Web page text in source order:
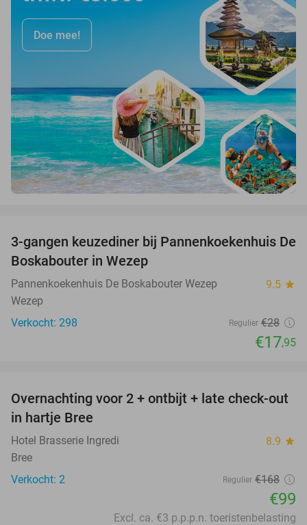
Doe mee!
36%
3-gangen keuzediner bij Pannenkoekenhuis De
Boskabouter in Wezep
Pannenkoekenhuis De Boskabouter Wezep 9.5 star
Wezep
Verkocht: 298
Regulier €28
€17,95
41%
TODAY
Overnachting voor 2 + ontbijt + late check-out
in hartje Bree
Hotel Brasserie Ingredi 8.9 star
Bree
Verkocht: 2
Regulier €168
€99
Excl. ca. €3 p.p.p.n. toeristenbelasting